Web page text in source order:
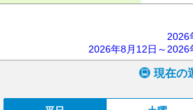
2026
2026年8月12日～2026
現在の